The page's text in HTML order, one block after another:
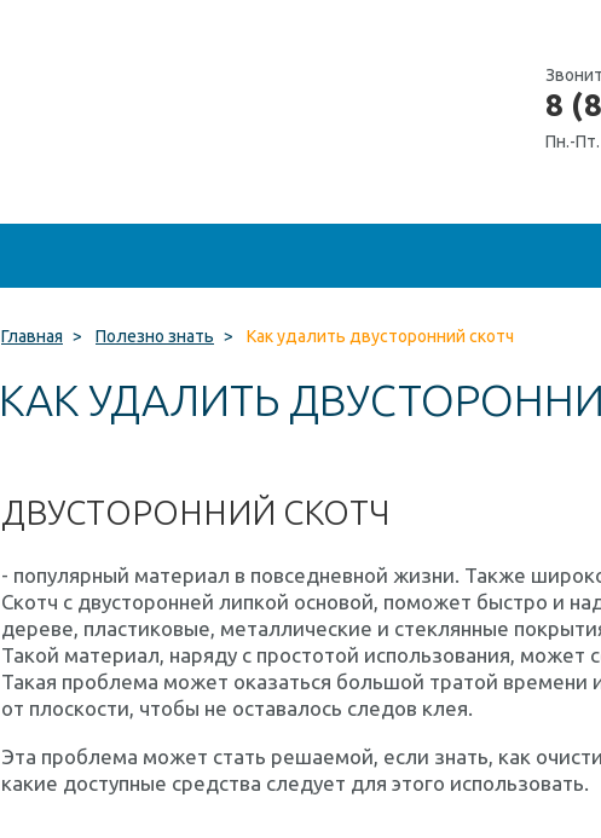
8
Пн.-
Главная > Полезно знать > Как удалить двусторонний скотч
КАК УДАЛИТЬ
ДВУСТОРОННИЙ СКОТЧ
- популярный материал в повседневной жизни. Также
Скотч с двусторонней липкой основой, поможет быстро и
дереве, пластиковые, металлические и стеклянные
Такой материал, наряду с простотой использования,
Такая проблема может оказаться большой тратой времени
от плоскости, чтобы не оставалось следов клея.
Эта проблема может стать решаемой, если знать, как
какие доступные средства следует для этого использовать.